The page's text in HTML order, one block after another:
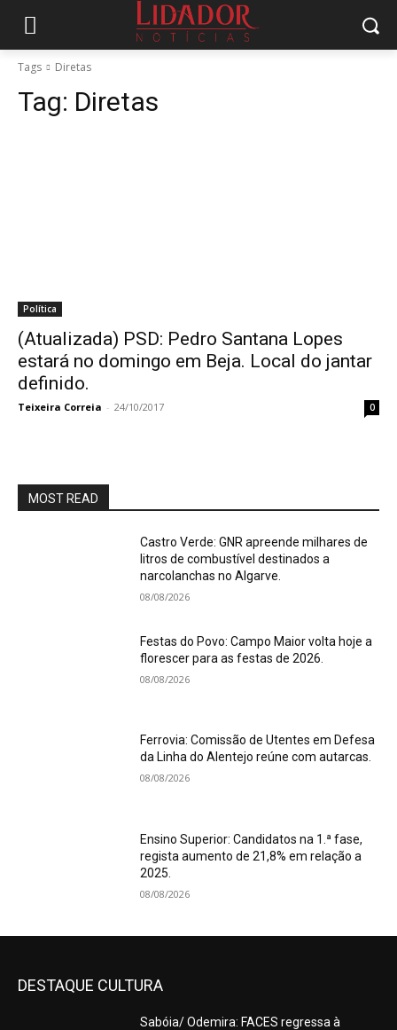
Tags Diretas
Tag: Diretas
Política
(Atualizada) PSD: Pedro Santana Lopes
estará no domingo em Beja. Local do jantar
definido.
Teixeira Correia - 24/10/2017 0
MOST READ
Castro Verde: GNR apreende milhares de
litros de combustível destinados a
narcolanchas no Algarve.
08/08/2026
Festas do Povo: Campo Maior volta hoje a
florescer para as festas de 2026.
08/08/2026
Ferrovia: Comissão de Utentes em Defesa
da Linha do Alentejo reúne com autarcas.
08/08/2026
Ensino Superior: Candidatos na 1.ª fase,
regista aumento de 21,8% em relação a
2025.
08/08/2026
DESTAQUE CULTURA
Sabóia/ Odemira: FACES regressa à